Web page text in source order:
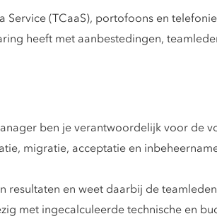
Service (TCaaS), portofoons en
heeft met aanbestedingen,
ben je verantwoordelijk voor de
migratie, acceptatie en
resultaten en weet daarbij de
met ingecalculeerde technische en